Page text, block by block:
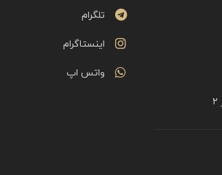
تلگرام
اینستاگرام
واتس اپ